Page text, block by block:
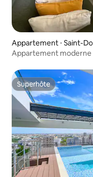
Appartement ⋅ Saint-
Appartement moderne
Superhôte
Superhôte